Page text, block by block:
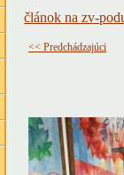
článok na zv-
<< Predchádzajúci